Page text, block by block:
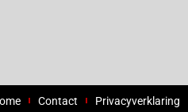
Contact Privacyverklaring